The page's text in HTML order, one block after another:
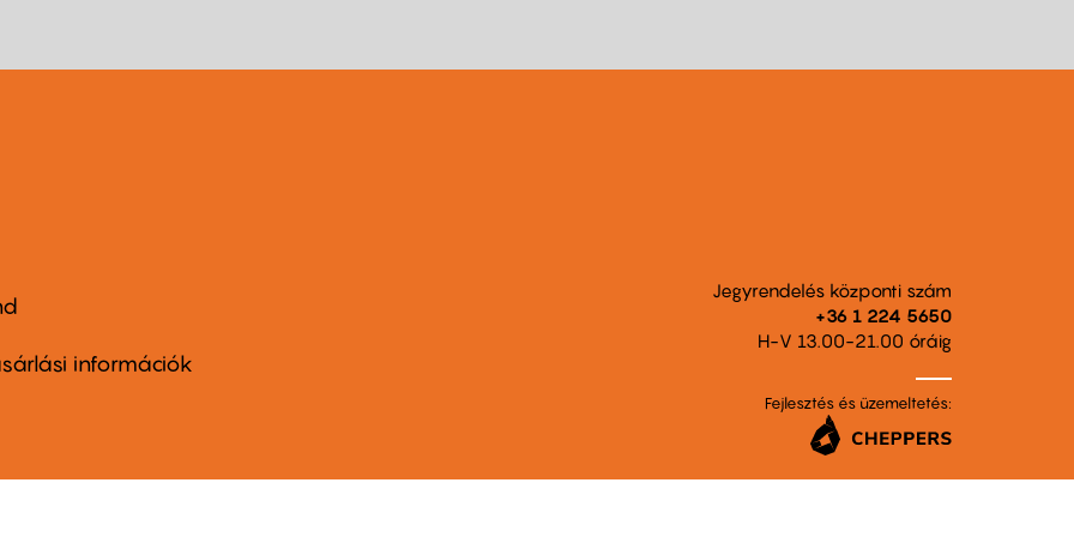
információk
Jegyrendelés központi szám
+36 1 224 5650
H-V 13.00-21.00 óráig
Fejlesztés és üzemeltetés: